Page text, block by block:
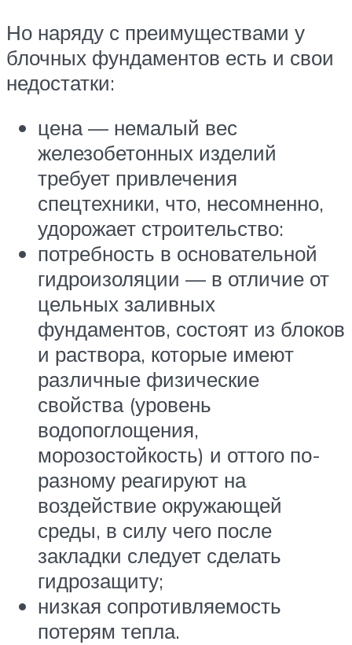
Но наряду с преимуществами у
блочных фундаментов есть и свои
недостатки:
цена — немалый вес
железобетонных изделий
требует привлечения
спецтехники, что, несомненно,
удорожает строительство:
потребность в основательной
гидроизоляции — в отличие от
цельных заливных
фундаментов, состоят из блоков
и раствора, которые имеют
различные физические
свойства (уровень
водопоглощения,
морозостойкость) и оттого по-
разному реагируют на
воздействие окружающей
среды, в силу чего после
закладки следует сделать
гидрозащиту;
низкая сопротивляемость
потерям тепла.